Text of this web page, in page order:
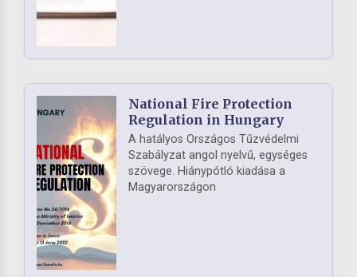
National Fire Protection
Regulation in Hungary
A hatályos Országos Tűzvédelmi
Szabályzat angol nyelvű, egységes
szövege. Hiánypótló kiadása a
Magyarországon